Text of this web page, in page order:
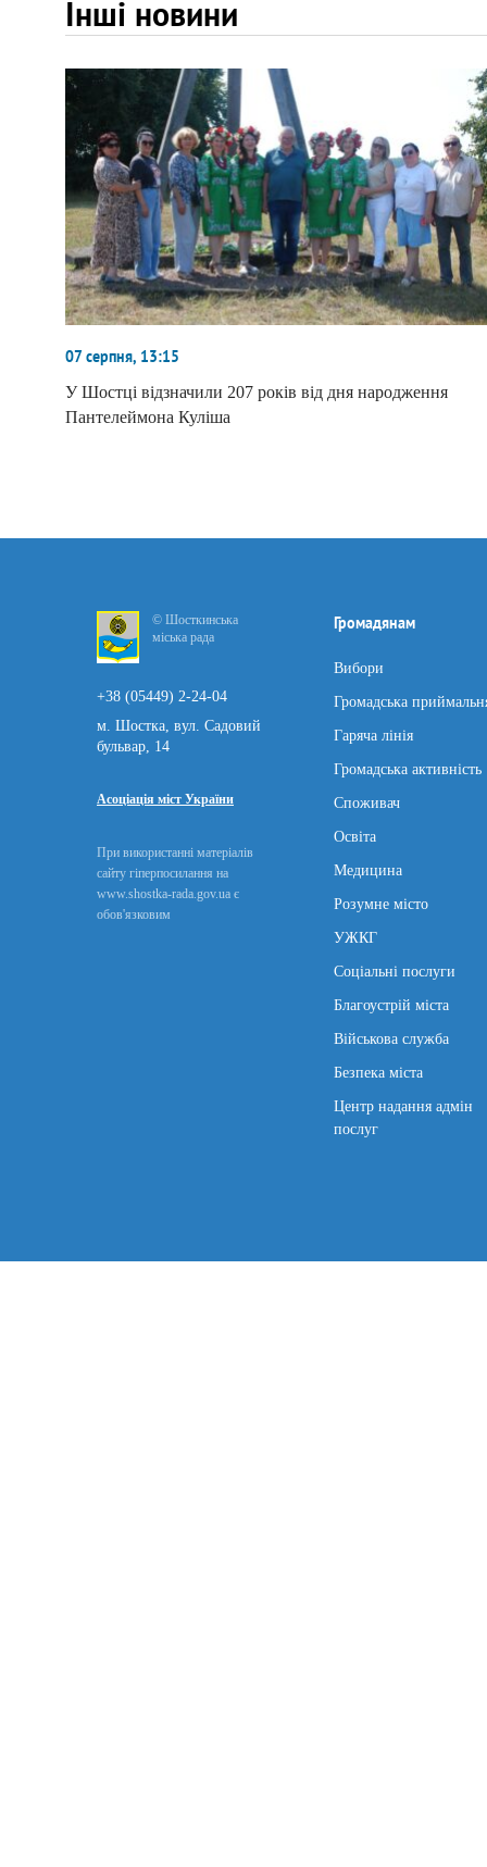
Інші новини
07 серпня, 13:15
У Шостці відзначили 207 років від дня народження
Пантелеймона Куліша
© Шосткинська
міська рада
+38 (05449) 2-24-04
м. Шостка, вул. Садовий
бульвар, 14
Асоціація міст України
При використанні матеріалів
сайту гіперпосилання на
www.shostka-rada.gov.ua є
обов'язковим
Громадянам
Вибори
Громадська
Гаряча лінія
Громадська активність
Споживач
Освіта
Медицина
Розумне місто
УЖКГ
Соціальні послуги
Благоустрій міста
Військова служба
Безпека міста
Центр надання адмін
послуг